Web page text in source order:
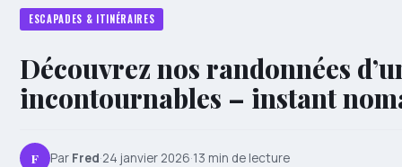
ESCAPADES & ITINÉRAIRES
Découvrez nos randonnées
incontournables – instant
F Par Fred·24 janvier 2026·13 min de lecture